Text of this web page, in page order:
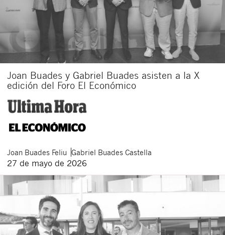
Joan Buades y Gabriel Buades asisten a la X
edición del Foro El Económico
Joan Buades Feliu Gabriel Buades Castella
27 de mayo de 2026